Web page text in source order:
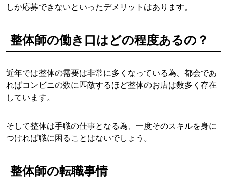
しか応募できないといったデメリットはあります。
整体師の働き口はどの程度あるの？
近年では整体の需要は非常に多くなっている為、都会であ
ればコンビニの数に匹敵するほど整体のお店は数多く存在
しています。
そして整体は手職の仕事となる為、一度そのスキルを身に
つければ職に困ることはないでしょう。
整体師の転職事情